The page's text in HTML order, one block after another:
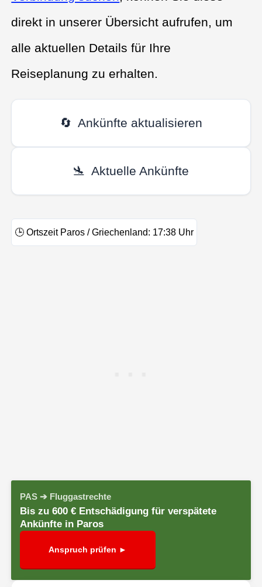
direkt in unserer Übersicht aufrufen, um
alle aktuellen Details für Ihre
Reiseplanung zu erhalten.
🔄 Ankünfte aktualisieren
🛬 Aktuelle Ankünfte
🕒 Ortszeit Paros / Griechenland: 17:38 Uhr
PAS ➔ Fluggastrechte
Bis zu 600 € Entschädigung für verspätete
Ankünfte in Paros
Anspruch prüfen ►